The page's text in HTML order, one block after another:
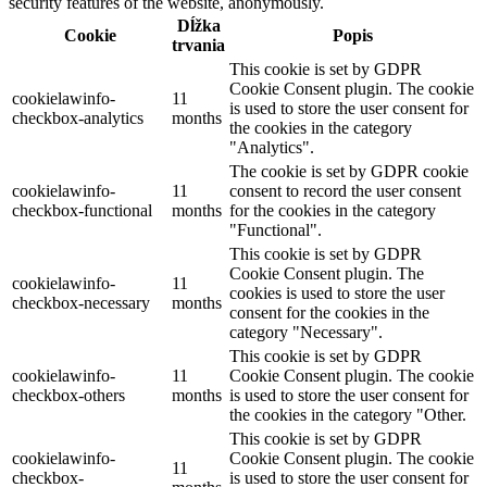
Cookie
Dĺžka
trvania
Popis
cookielawinfo-
checkbox-analytics
11
months
This cookie is set by GDPR
Cookie Consent plugin. The cookie
is used to store the user consent for
the cookies in the category
"Analytics".
cookielawinfo-
checkbox-functional
11
months
The cookie is set by GDPR cookie
consent to record the user consent
for the cookies in the category
"Functional".
cookielawinfo-
checkbox-necessary
11
months
This cookie is set by GDPR
Cookie Consent plugin. The
cookies is used to store the user
consent for the cookies in the
category "Necessary".
cookielawinfo-
checkbox-others
11
months
This cookie is set by GDPR
Cookie Consent plugin. The cookie
is used to store the user consent for
the cookies in the category "Other.
cookielawinfo-
checkbox-
11
This cookie is set by GDPR
Cookie Consent plugin. The cookie
is used to store the user consent for